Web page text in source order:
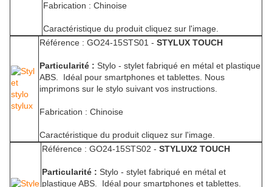
Fabrication : Chinoise
Caractéristique du produit cliquez sur l'image.
Référence : GO24-15STS01 - STYLUX TOUCH
Particularité : Stylo - stylet fabriqué en métal et plastique
ABS. Idéal pour smartphones et tablettes. Nous
imprimons sur le stylo suivant vos instructions.
Fabrication : Chinoise
Caractéristique du produit cliquez sur l'image.
Référence : GO24-15STS02 - STYLUX2 TOUCH
Particularité : Stylo - stylet fabriqué en métal et
plastique ABS. Idéal pour smartphones et tablettes.